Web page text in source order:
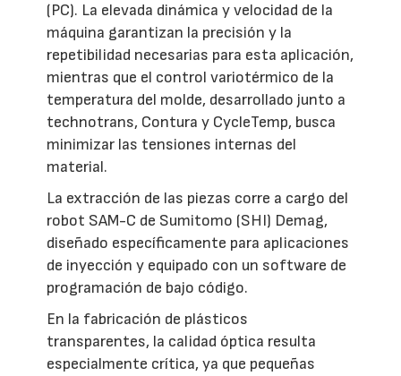
(PC). La elevada dinámica y velocidad de la
máquina garantizan la precisión y la
repetibilidad necesarias para esta aplicación,
mientras que el control variotérmico de la
temperatura del molde, desarrollado junto a
technotrans, Contura y CycleTemp, busca
minimizar las tensiones internas del
material.
La extracción de las piezas corre a cargo del
robot SAM-C de Sumitomo (SHI) Demag,
diseñado específicamente para aplicaciones
de inyección y equipado con un software de
programación de bajo código.
En la fabricación de plásticos
transparentes, la calidad óptica resulta
especialmente crítica, ya que pequeñas